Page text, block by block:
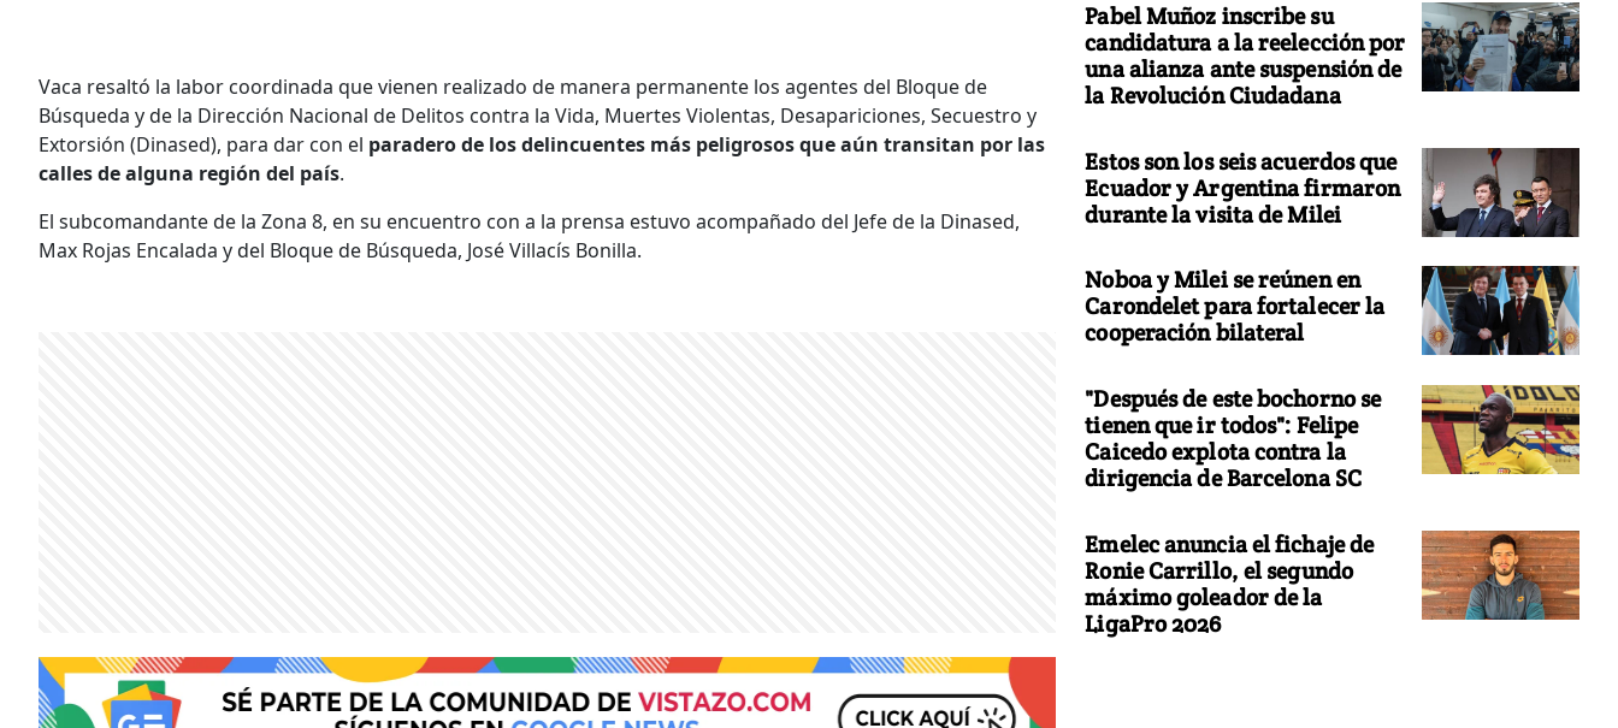
Vaca resaltó la labor coordinada que vienen realizado de manera permanente los agentes del Bloque de
Búsqueda y de la Dirección Nacional de Delitos contra la Vida, Muertes Violentas, Desapariciones, Secuestro y
Extorsión (Dinased), para dar con el paradero de los delincuentes más peligrosos que aún transitan por las
calles de alguna región del país.
El subcomandante de la Zona 8, en su encuentro con a la prensa estuvo acompañado del Jefe de la Dinased,
Max Rojas Encalada y del Bloque de Búsqueda, José Villacís Bonilla.
Pabel Muñoz inscribe su
candidatura a la reelección por
una alianza ante suspensión de
la Revolución Ciudadana
Estos son los seis acuerdos que
Ecuador y Argentina firmaron
durante la visita de Milei
Noboa y Milei se reúnen en
Carondelet para fortalecer la
cooperación bilateral
"Después de este bochorno se
tienen que ir todos": Felipe
Caicedo explota contra la
dirigencia de Barcelona SC
Emelec anuncia el fichaje de
Ronie Carrillo, el segundo
máximo goleador de la
LigaPro 2026